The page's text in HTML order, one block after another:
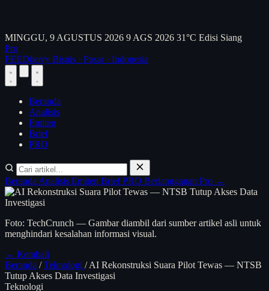
MINGGU, 9 AGUSTUS 2026 9 AGS 2026 31°C Edisi Siang
Pro
FEEDberry Bisnis · Pasar · Indonesia
Beranda
Analisis
Emiten
Brief
PRO
Beranda Analisis Emiten BriefPRO Berlangganan Pro →
Foto: TechCrunch — Gambar diambil dari sumber artikel asli untuk
menghindari kesalahan informasi visual.
← Kembali
Beranda / Teknologi / AI Rekonstruksi Suara Pilot Tewas — NTSB
Tutup Akses Data Investigasi
Teknologi